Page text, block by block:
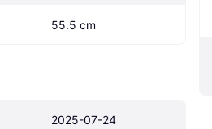
55.5 cm
2025-07-24